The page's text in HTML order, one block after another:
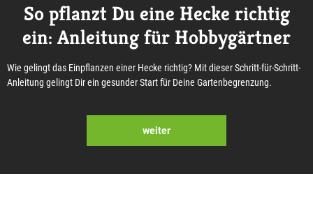
So pflanzt Du eine Hecke richtig
ein: Anleitung für Hobbygärtner
Wie gelingt das Einpflanzen einer Hecke richtig? Mit dieser Schritt-für-Schritt-
Anleitung gelingt Dir ein gesunder Start für Deine Gartenbegrenzung.
weiter